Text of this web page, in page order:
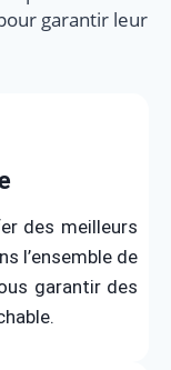
garantir leur
des meilleurs
l’ensemble de
garantir des